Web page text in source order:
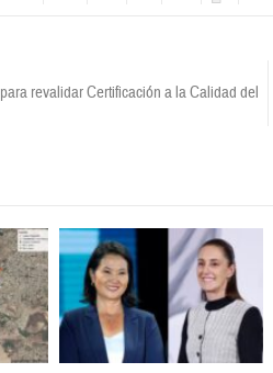
revalidar Certificación a la Calidad del